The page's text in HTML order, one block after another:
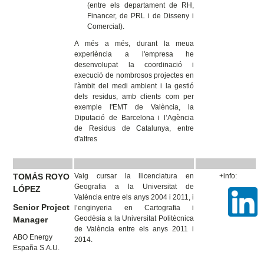
(entre els departament de RH,
Financer, de PRL i de Disseny i
Comercial).
A més a més, durant la meua
experiència a l'empresa he
desenvolupat la coordinació i
execució de nombrosos projectes en
l'àmbit del medi ambient i la gestió
dels residus, amb clients com per
exemple l'EMT de València, la
Diputació de Barcelona i l’Agència
de Residus de Catalunya, entre
d'altres
TOMÁS ROYO
LÓPEZ
Senior Project
Manager
ABO Energy
España S.A.U.
Vaig cursar la llicenciatura en
Geografia a la Universitat de
València entre els anys 2004 i 2011, i
l’enginyeria en Cartografia i
Geodèsia a la Universitat Politècnica
de València entre els anys 2011 i
2014.
+info: